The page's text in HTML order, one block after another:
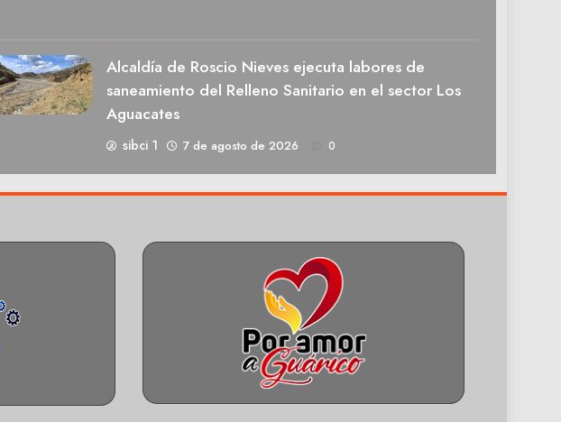
Alcaldía de Roscio Nieves ejecuta labores de
saneamiento del Relleno Sanitario en el sector Los
Aguacates
sibci 1 7 de agosto de 2026 0